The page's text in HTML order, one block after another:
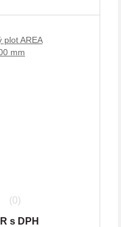
plot AREA
mm
(0)
s DPH